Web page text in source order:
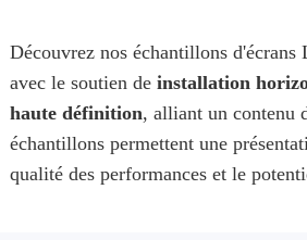
Découvrez nos échantillons
avec le soutien de installation
haute définition, alliant un contenu
échantillons permettent une
qualité des performances et le